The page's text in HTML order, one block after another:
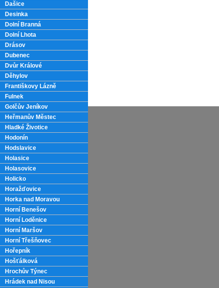
Dašice
Desinka
Dolní Branná
Dolní Lhota
Drásov
Dubenec
Dvůr Králové
Děhylov
Františkovy Lázně
Fulnek
Golčův Jeníkov
Heřmanův Městec
Hladké Životice
Hodonín
Hodslavice
Holasice
Holasovice
Holicko
Horažďovice
Horka nad Moravou
Horní Benešov
Horní Loděnice
Horní Maršov
Horní Třešňovec
Hořepník
Hošťálková
Hrochův Týnec
Hrádek nad Nisou